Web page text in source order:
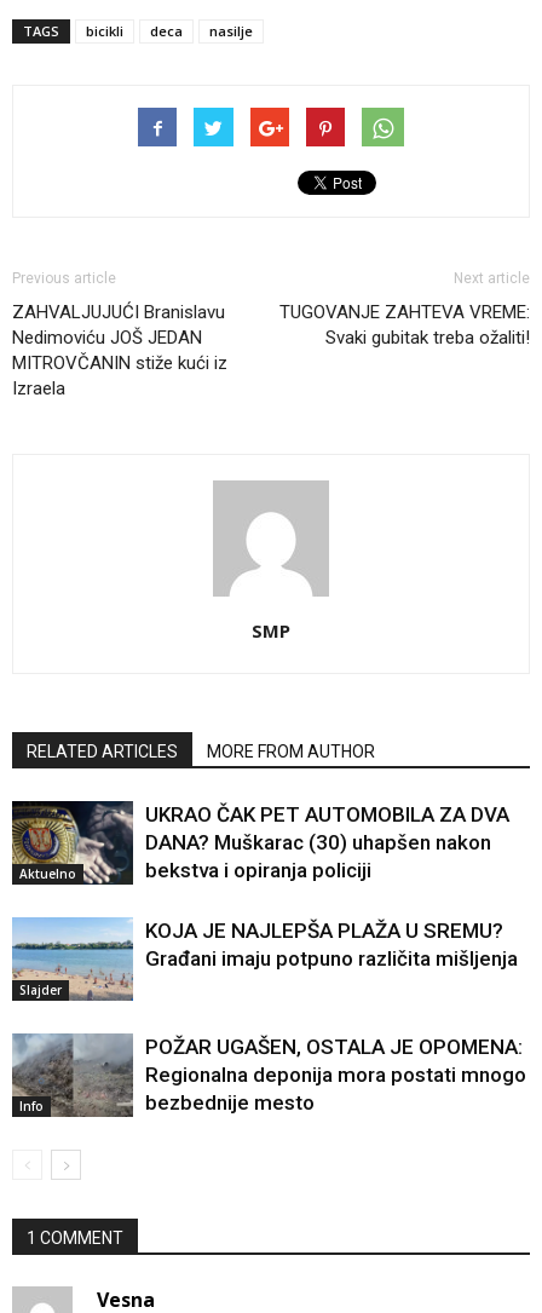
TAGS bicikli deca nasilje
Previous article
ZAHVALJUJUĆI Branislavu
Nedimoviću JOŠ JEDAN
MITROVČANIN stiže kući iz
Izraela
Next article
TUGOVANJE ZAHTEVA VREME:
Svaki gubitak treba ožaliti!
SMP
RELATED ARTICLES MORE FROM AUTHOR
Aktuelno
UKRAO ČAK PET AUTOMOBILA ZA DVA
DANA? Muškarac (30) uhapšen nakon
bekstva i opiranja policiji
Slajder
KOJA JE NAJLEPŠA PLAŽA U SREMU?
Građani imaju potpuno različita mišljenja
Info
POŽAR UGAŠEN, OSTALA JE OPOMENA:
Regionalna deponija mora postati mnogo
bezbednije mesto
1 COMMENT
Vesna